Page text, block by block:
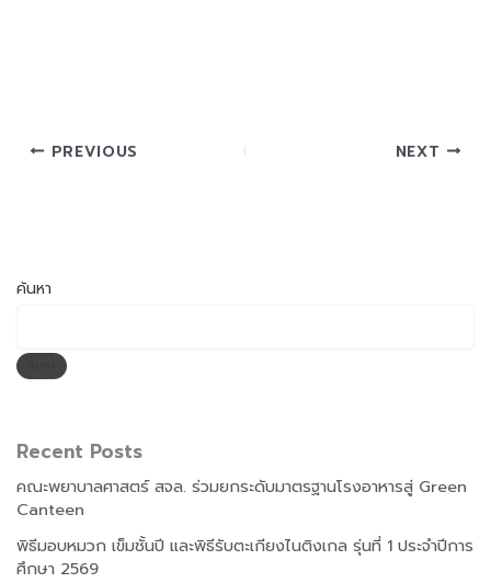
PREVIOUS NEXT
ค้นหา
Recent Posts
คณะพยาบาลศาสตร์ สจล. ร่วมยกระดับมาตรฐานโรงอาหารสู่ Green
Canteen
พิธีมอบหมวก เข็มชั้นปี และพิธีรับตะเกียงไนติงเกล รุ่นที่ 1 ประจำปีการ
ศึกษา 2569